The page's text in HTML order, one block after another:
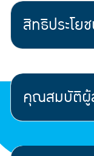
สิทธิประโย
คุณสมบัติผู้